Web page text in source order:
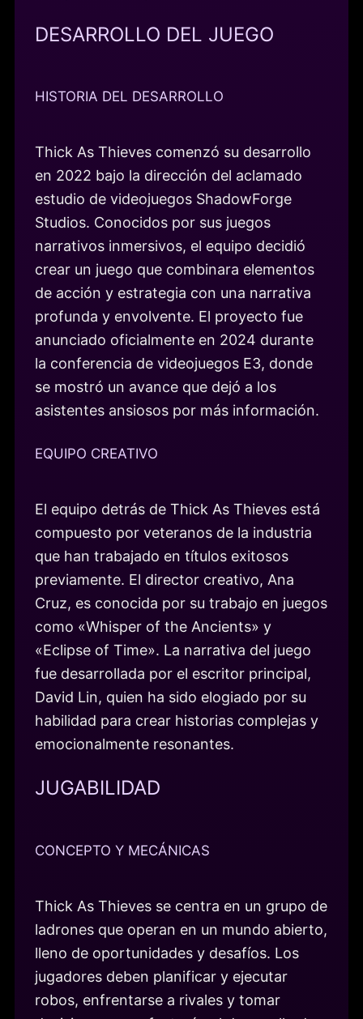
DESARROLLO DEL JUEGO
HISTORIA DEL DESARROLLO
Thick As Thieves comenzó su desarrollo
en 2022 bajo la dirección del aclamado
estudio de videojuegos ShadowForge
Studios. Conocidos por sus juegos
narrativos inmersivos, el equipo decidió
crear un juego que combinara elementos
de acción y estrategia con una narrativa
profunda y envolvente. El proyecto fue
anunciado oficialmente en 2024 durante
la conferencia de videojuegos E3, donde
se mostró un avance que dejó a los
asistentes ansiosos por más información.
EQUIPO CREATIVO
El equipo detrás de Thick As Thieves está
compuesto por veteranos de la industria
que han trabajado en títulos exitosos
previamente. El director creativo, Ana
Cruz, es conocida por su trabajo en juegos
como «Whisper of the Ancients» y
«Eclipse of Time». La narrativa del juego
fue desarrollada por el escritor principal,
David Lin, quien ha sido elogiado por su
habilidad para crear historias complejas y
emocionalmente resonantes.
JUGABILIDAD
CONCEPTO Y MECÁNICAS
Thick As Thieves se centra en un grupo de
ladrones que operan en un mundo abierto,
lleno de oportunidades y desafíos. Los
jugadores deben planificar y ejecutar
robos, enfrentarse a rivales y tomar